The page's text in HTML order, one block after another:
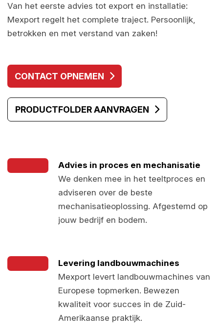
Van het eerste advies tot export en installatie:
Mexport regelt het complete traject. Persoonlijk,
betrokken en met verstand van zaken!
CONTACT OPNEMEN
PRODUCTFOLDER AANVRAGEN
Advies in proces en mechanisatie
We denken mee in het teeltproces en
adviseren over de beste
mechanisatieoplossing. Afgestemd op
jouw bedrijf en bodem.
Levering landbouwmachines
Mexport levert landbouwmachines van
Europese topmerken. Bewezen
kwaliteit voor succes in de Zuid-
Amerikaanse praktijk.